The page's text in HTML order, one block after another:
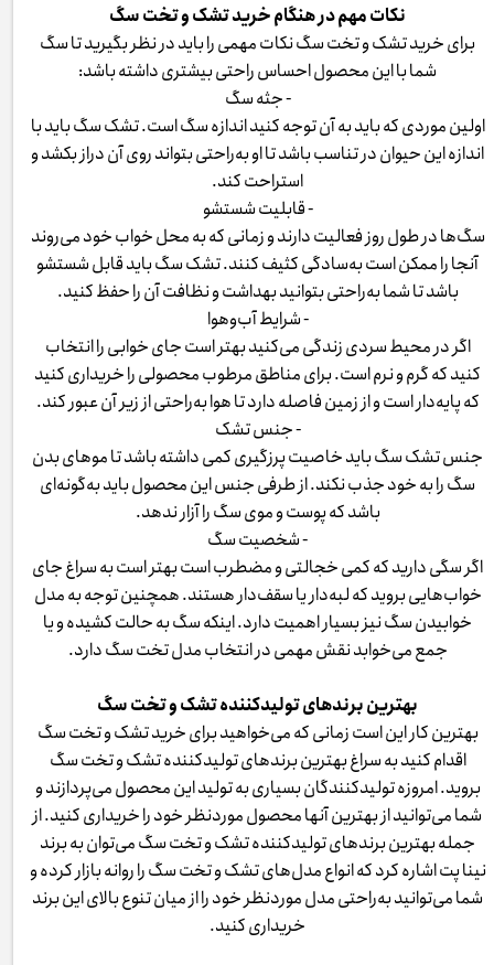
نکات مهم در هنگام خرید تشک و تخت سگ
برای خرید تشک و تخت سگ نکات مهمی را باید در نظر بگیرید تا سگ
شما با این محصول احساس راحتی بیشتری داشته باشد:
- جثه سگ
اولین موردی که باید به آن توجه کنید اندازه سگ است. تشک سگ باید با
اندازه این حیوان در تناسب باشد تا او به‌راحتی بتواند روی آن دراز بکشد و
استراحت کند.
- قابلیت شستشو
سگ‌ها در طول روز فعالیت دارند و زمانی که به محل خواب خود می‌روند
آنجا را ممکن است به‌سادگی کثیف کنند. تشک سگ باید قابل شستشو
باشد تا شما به‌راحتی بتوانید بهداشت و نظافت آن را حفظ کنید.
- شرایط آب‌وهوا
اگر در محیط سردی زندگی می‌کنید بهتر است جای خوابی را انتخاب
کنید که گرم و نرم است. برای مناطق مرطوب محصولی را خریداری کنید
که پایه‌دار است و از زمین فاصله دارد تا هوا به‌راحتی از زیر آن عبور کند.
- جنس تشک
جنس تشک سگ باید خاصیت پرزگیری کمی داشته باشد تا موهای بدن
سگ را به خود جذب نکند. از طرفی جنس این محصول باید به‌گونه‌ای
باشد که پوست و موی سگ را آزار ندهد.
- شخصیت سگ
اگر سگی دارید که کمی خجالتی و مضطرب است بهتر است به سراغ جای
خواب‌هایی بروید که لبه‌دار یا سقف‌دار هستند. همچنین توجه به مدل
خوابیدن سگ نیز بسیار اهمیت دارد. اینکه سگ به حالت کشیده و یا
جمع می‌خوابد نقش مهمی در انتخاب مدل تخت سگ دارد.
بهترین برندهای تولیدکننده تشک و تخت سگ
بهترین کار این است زمانی که می‌خواهید برای خرید تشک و تخت سگ
اقدام کنید به سراغ بهترین برندهای تولیدکننده تشک و تخت سگ
بروید. امروزه تولیدکنندگان بسیاری به تولید این محصول می‌پردازند و
شما می‌توانید از بهترین آنها محصول موردنظر خود را خریداری کنید. از
جمله بهترین برندهای تولیدکننده تشک و تخت سگ می‌توان به برند
نینا پت اشاره کرد که انواع مدل‌های تشک و تخت سگ را روانه بازار کرده و
شما می‌توانید به‌راحتی مدل موردنظر خود را از میان تنوع بالای این برند
خریداری کنید.